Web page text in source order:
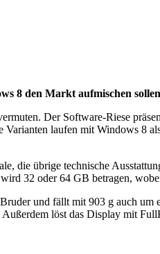
8 den Markt aufmischen
Der Software-Riese
laufen mit Windows 8
die übrige technische
32 oder 64 GB betragen,
und fällt mit 903 g auch
Außerdem löst das Display mit